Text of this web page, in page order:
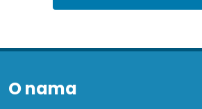
O nama